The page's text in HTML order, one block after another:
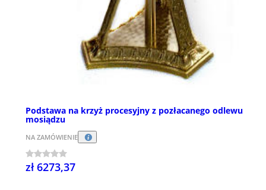
Podstawa na krzyż procesyjny z pozłacanego odlewu
mosiądzu
NA ZAMÓWIENIE
zł 6273,37